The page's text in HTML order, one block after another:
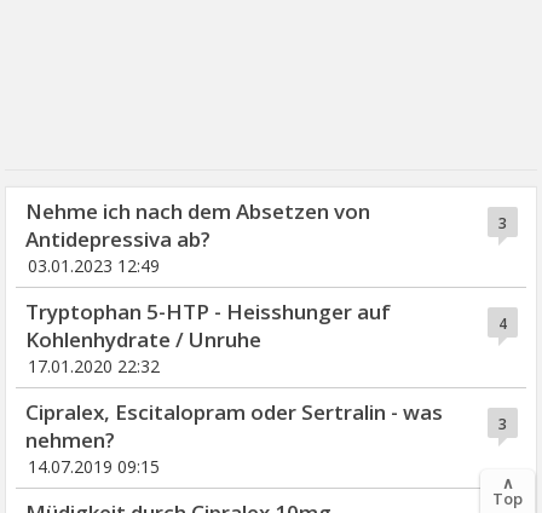
3
Nehme ich nach dem Absetzen von
Antidepressiva ab?
03.01.2023 12:49
4
Tryptophan 5-HTP - Heisshunger auf
Kohlenhydrate / Unruhe
17.01.2020 22:32
3
Cipralex, Escitalopram oder Sertralin - was
nehmen?
14.07.2019 09:15
∧
Top